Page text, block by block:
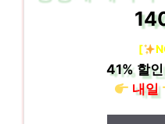
[
41%할
내일